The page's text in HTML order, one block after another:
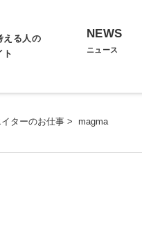
える人の
ト
NEWS
ニュース
ターのお仕事 > magma